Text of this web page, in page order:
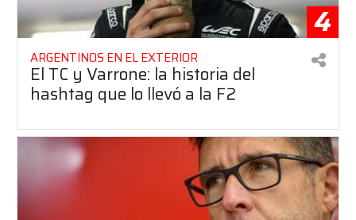
4
ARGENTINOS EN EL EXTERIOR
El TC y Varrone: la historia del
hashtag que lo llevó a la F2